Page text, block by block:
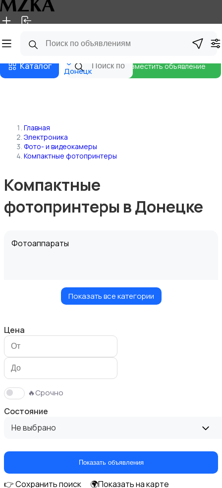
Главная Магазины
Каталог Донецк
Разместить объявление
Главная
Электроника
Фото- и видеокамеры
Компактные фотопринтеры
Компактные
фотопринтеры в Донецке
Фотоаппараты
Видеонаблюдение
Показать все категории
Цена
🔥Срочно
Состояние
Не выбрано
Показать объявления
👉 Сохранить поиск
🌍Показать на карте